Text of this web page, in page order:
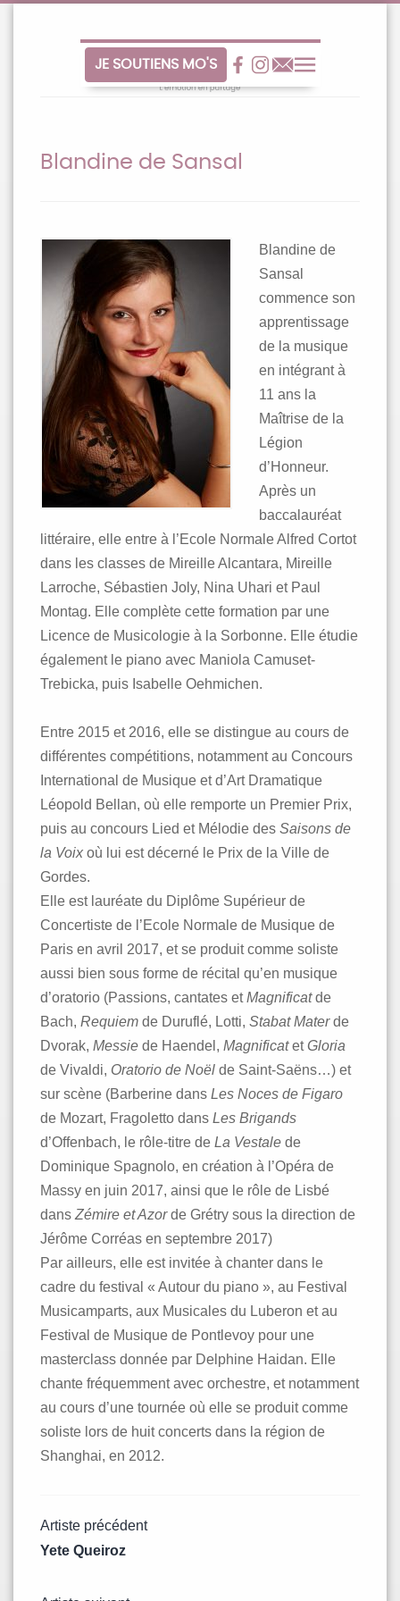
JE SOUTIENS MO'S
Facebook
Facebook
Contact
Menu
Blandine de Sansal
Blandine de
Sansal
commence son
apprentissage
de la musique
en intégrant à
11 ans la
Maîtrise de la
Légion
d’Honneur.
Après un
baccalauréat
littéraire, elle entre à l’Ecole Normale Alfred Cortot
dans les classes de Mireille Alcantara, Mireille
Larroche, Sébastien Joly, Nina Uhari et Paul
Montag. Elle complète cette formation par une
Licence de Musicologie à la Sorbonne. Elle étudie
également le piano avec Maniola Camuset-
Trebicka, puis Isabelle Oehmichen.
Entre 2015 et 2016, elle se distingue au cours de
différentes compétitions, notamment au Concours
International de Musique et d’Art Dramatique
Léopold Bellan, où elle remporte un Premier Prix,
puis au concours Lied et Mélodie des Saisons de
la Voix où lui est décerné le Prix de la Ville de
Gordes.
Elle est lauréate du Diplôme Supérieur de
Concertiste de l’Ecole Normale de Musique de
Paris en avril 2017, et se produit comme soliste
aussi bien sous forme de récital qu’en musique
d’oratorio (Passions, cantates etMagnificatde
Bach, Requiem de Duruflé, Lotti, Stabat Materde
Dvorak, Messie de Haendel, MagnificatetGloria
de Vivaldi, Oratorio de Noël de Saint-Saëns…) et
sur scène (Barberine dans Les Noces de Figaro
de Mozart, Fragoletto dans Les Brigands
d’Offenbach, le rôle-titre de La Vestale de
Dominique Spagnolo, en création à l’Opéra de
Massy en juin 2017, ainsi que le rôle de Lisbé
dans Zémire et Azorde Grétry sous la direction de
Jérôme Corréas en septembre 2017)
Par ailleurs, elle est invitée à chanter dans le
cadre du festival « Autour du piano », au Festival
Musicamparts, aux Musicales du Luberon et au
Festival de Musique de Pontlevoy pour une
masterclass donnée par Delphine Haidan. Elle
chante fréquemment avec orchestre, et notamment
au cours d’une tournée où elle se produit comme
soliste lors de huit concerts dans la région de
Shanghai, en 2012.
Navigation
Artiste précédent
Yete Queiroz